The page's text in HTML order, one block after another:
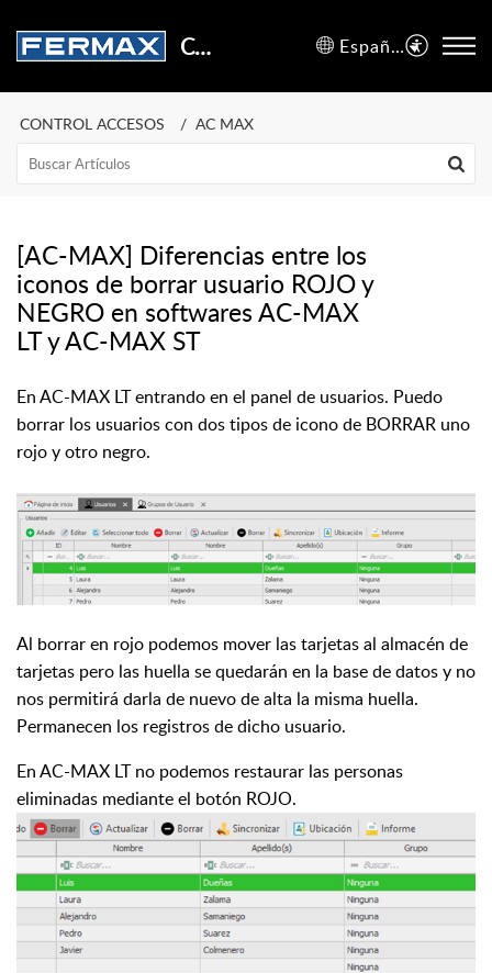
Centro de Soporte Español (España)
CONTROL ACCESOS AC MAX
[AC-MAX] Diferencias entre los
iconos de borrar usuario ROJO y
NEGRO en softwares AC-MAX
LT y AC-MAX ST
En AC-MAX LT entrando en el panel de usuarios. Puedo
borrar los usuarios con dos tipos de icono de BORRAR uno
rojo y otro negro.
Al borrar en rojo podemos mover las tarjetas al almacén de
tarjetas pero las huella se quedarán en la base de datos y no
nos permitirá darla de nuevo de alta la misma huella.
Permanecen los registros de dicho usuario.
En AC-MAX LT no podemos restaurar las personas
eliminadas mediante el botón ROJO.